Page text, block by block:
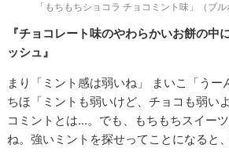
「もちもちショコラ チョコミント味」（ブル
『チョコレート味のやわらかいお餅の中
ッシュ』
まり「ミント感は弱いね」 まいこ「うー
ちほ「ミントも弱いけど、チョコも弱い
コミントとは…。でも、もちもちスイー
ね。強いミントを探せってことになると、